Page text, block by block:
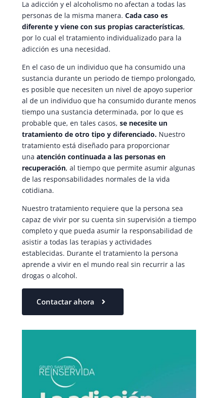
La adicción y el alcoholismo no afectan a todas las
personas de la misma manera. Cada caso es
diferente y viene con sus propias características,
por lo cual el tratamiento individualizado para la
adicción es una necesidad.
En el caso de un individuo que ha consumido una
sustancia durante un periodo de tiempo prolongado,
es posible que necesiten un nivel de apoyo superior
al de un individuo que ha consumido durante menos
tiempo una sustancia determinada, por lo que es
probable que, en tales casos, se necesite un
tratamiento de otro tipo y diferenciado.Nuestro
tratamiento está diseñado para proporcionar
una atención continuada a las personas en
recuperación, al tiempo que permite asumir algunas
de las responsabilidades normales de la vida
cotidiana.
Nuestro tratamiento requiere que la persona sea
capaz de vivir por su cuenta sin supervisión a tiempo
completo y que pueda asumir la responsabilidad de
asistir a todas las terapias y actividades
establecidas. Durante el tratamiento la persona
aprende a vivir en el mundo real sin recurrir a las
drogas o alcohol.
Contactar ahora